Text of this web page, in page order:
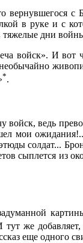
вернувшегося
в руке и с
тяжелые дни
войск». И вот
*.
ведь
мои
солдат...
сыплется из
тут же
еще одного